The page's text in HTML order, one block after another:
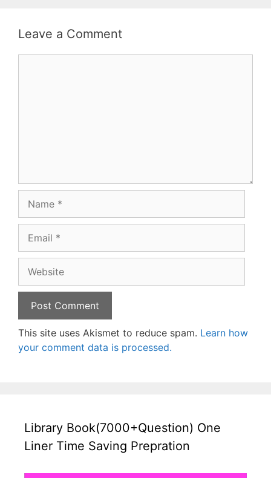
Leave a Comment
This site uses Akismet to reduce spam. Learn how
your comment data is processed.
Library Book(7000+Question) One
Liner Time Saving Prepration